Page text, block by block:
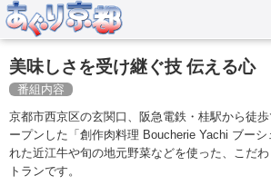
美味しさを受け継ぐ技 伝える心
番組内容
京都市西京区の玄関口、阪急電鉄・桂駅から徒
ープンした「創作肉料理 Boucherie Yachi ブーシ
れた近江牛や旬の地元野菜などを使った、こだ
トランです。